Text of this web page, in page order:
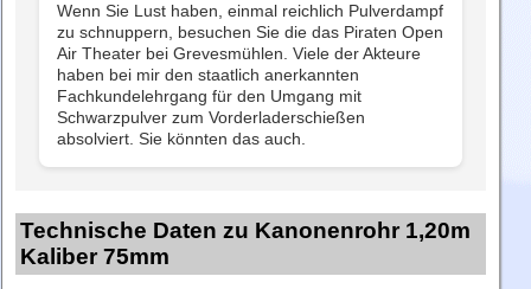
Wenn Sie Lust haben, einmal reichlich Pulverdampf
zu schnuppern, besuchen Sie die das Piraten Open
Air Theater bei Grevesmühlen. Viele der Akteure
haben bei mir den staatlich anerkannten
Fachkundelehrgang für den Umgang mit
Schwarzpulver zum Vorderladerschießen
absolviert. Sie könnten das auch.
Technische Daten zu Kanonenrohr 1,20m
Kaliber 75mm